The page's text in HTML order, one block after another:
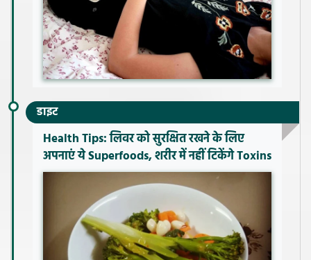
डाइट
Health Tips: लिवर को सुरक्षित रखने के लिए
अपनाएं ये Superfoods, शरीर में नहीं टिकेंगे Toxins